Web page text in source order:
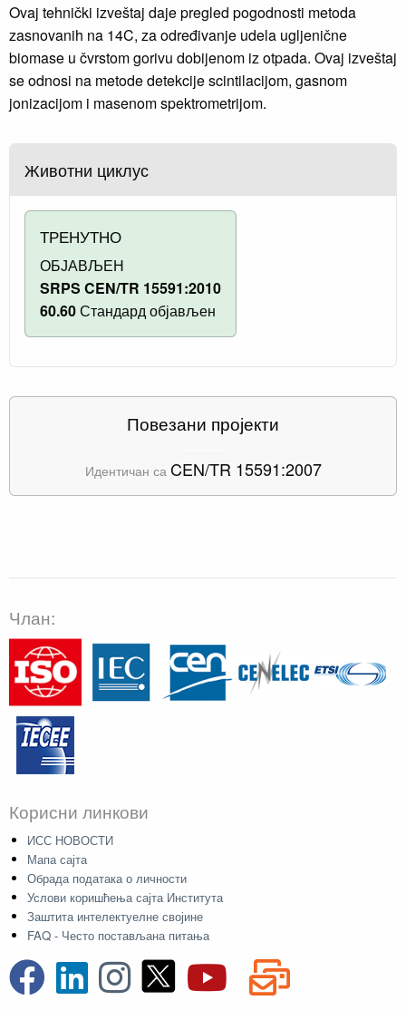
Ovaj tehnički izveštaj daje pregled pogodnosti metoda
zasnovanih na 14C, za određivanje udela ugljenične
biomase u čvrstom gorivu dobijenom iz otpada. Ovaj izveštaj
se odnosi na metode detekcije scintilacijom, gasnom
jonizacijom i masenom spektrometrijom.
Животни циклус
ТРЕНУТНО
ОБЈАВЉЕН
SRPS CEN/TR 15591:2010
60.60Стандард објављен
Повезани пројекти
Идентичан са CEN/TR 15591:2007
Члан:
Корисни линкови
ИСС НОВОСТИ
Мапа сајта
Обрада података о личности
Услови коришћења сајта Института
Заштита интелектуелне својине
FAQ - Често постављана питања